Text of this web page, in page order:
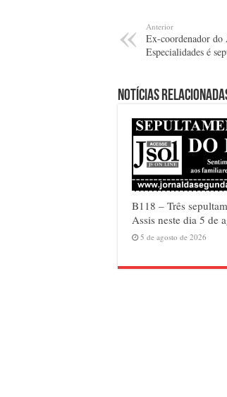
Anterior
Ex-coordenador
Especialidades é
Notícias
B118 – Três
Assis neste dia 5 de
5 de agosto de 2026